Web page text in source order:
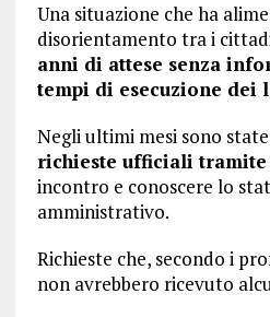
Una situazione che ha
disorientamento tra i
anni di attese senza
tempi di esecuzione dei
Negli ultimi mesi sono state
richieste ufficiali tramite
incontro e conoscere lo
amministrativo.
Richieste che, secondo i
non avrebbero ricevuto